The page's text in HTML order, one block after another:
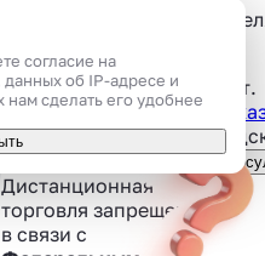
Приобрести товар
можно только лично
в магазине
Дистанционная
торговля запрещена
в связи c
г.
3 шт.
согласие на
об IP-адресе и
сделать его удобнее